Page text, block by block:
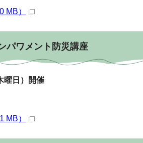
MB）
パワメント防災講座
曜日）開催
MB）